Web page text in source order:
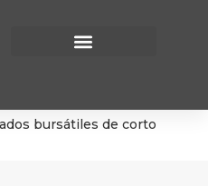
bursátiles de corto